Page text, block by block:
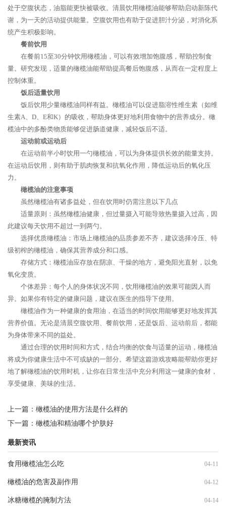
处于空腹状态，油脂能更快被吸收。清晨饮用橄榄油能够帮助启动新陈代
谢，为一天的活动提供能量。空腹饮用也有助于促进胆汁分泌，对消化系
统产生积极影响。
餐前饮用
在餐前15至30分钟饮用橄榄油，可以有效增加饱腹感，帮助控制食
量。研究发现，适量的橄榄油能帮助提高餐后饱腹感，从而在一定程度上
控制体重。
饭后适量饮用
饭后饮用少量橄榄油同样有益。橄榄油可以促进脂溶性维生素（如维
生素A、D、E和K）的吸收，帮助身体更好地利用食物中的营养成分。橄
榄油中的多酚类物质能够促进肠道健康，减轻饭后不适。
运动前或运动后
在运动前半小时饮用一勺橄榄油，可以为身体提供长效的能量支持。
在运动后饮用，则有助于肌肉恢复和抗氧化作用，降低运动后的氧化压
力。
橄榄油的注意事项
虽然橄榄油有诸多益处，但在饮用时仍需注意以下几点
适量原则：虽然橄榄油健康，但过量摄入可能导致热量摄入过高，因
此建议每天饮用不超过一到两勺。
选择优质橄榄油：市场上橄榄油的品质参差不齐，建议选择冷压、特
级初榨的橄榄油，确保其营养成分和口感。
存储方式：橄榄油应存放在阴凉、干燥的地方，避免阳光直射，以免
氧化变质。
个体差异：每个人的身体状况不同，饮用橄榄油的效果可能因人而
异。如果你有特定的健康问题，建议在医生的指导下使用。
橄榄油作为一种健康的食用油，在适当的时间饮用能够更好地发挥其
营养价值。无论是清晨空腹饮用、餐前饮用，还是饭后、运动前后，都能
为身体带来不同的益处。
通过合理的饮用时间和方式，结合均衡的饮食与适量的运动，橄榄油
将成为你健康生活中不可或缺的一部分。希望这篇游戏攻略能帮助你更好
地了解橄榄油的饮用时机，让你在日常生活中充分利用这一健康的食材，
享受健康、美味的生活。
上一篇： 橄榄油的使用方法是什么样的
下一篇： 橄榄油和精油哪个护肤好
最新资讯
食用橄榄油怎么吃 04-11
橄榄油的危害及副作用 04-12
冰糖橄榄的腌制方法 04-14